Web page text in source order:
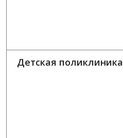
Детская поликлиника